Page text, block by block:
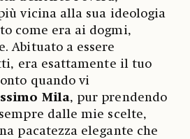
vicina alla sua ideologia
come era ai dogmi,
Abituato a essere
era esattamente il tuo
quando vi
Mila, pur prendendo
dalle mie scelte,
pacatezza elegante che